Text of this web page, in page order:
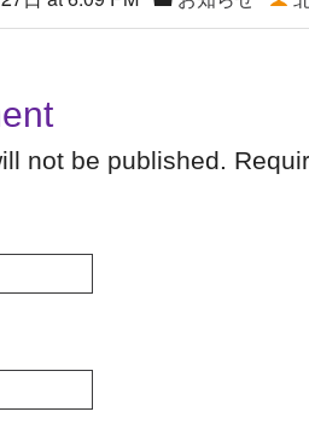
not be published.